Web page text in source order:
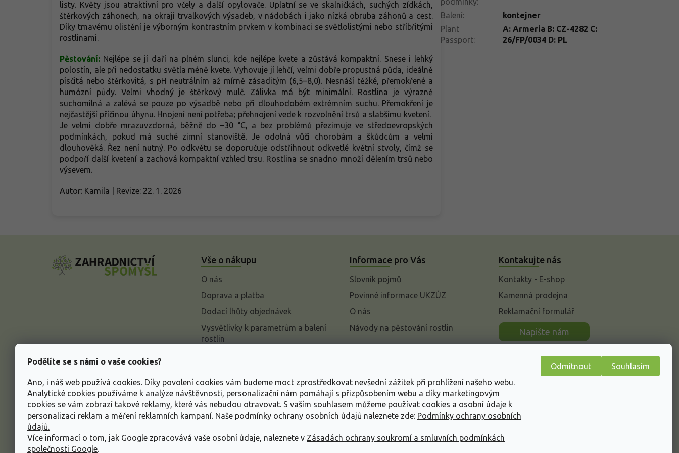
Podělíte se s námi o vaše cookies?
Ano, i náš web používá cookies. Díky povolení cookies vám budeme moct zprostředkovat nevšední zážitek při prohlížení našeho webu.
Analytické cookies používáme k analýze návštěvnosti, personalizační nám pomáhají s přizpůsobením webu a díky marketingovým
cookies se vám zobrazí takové reklamy, které vás nebudou otravovat. S vaším souhlasem můžeme používat cookies a osobní údaje k
personalizaci reklam a měření reklamních kampaní. Naše podmínky ochrany osobních údajů naleznete zde: Podmínky ochrany osobních
údajů.
Více informací o tom, jak Google zpracovává vaše osobní údaje, naleznete v Zásadách ochrany soukromí a smluvních podmínkách
společnosti Google.
Odmítnout Souhlasím
listy. Květy jsou atraktivní pro včely a další opylovače. Uplatní se ve skalničkách, suchých zídkách,
štěrkových záhonech, na okraji trvalkových výsadeb, v nádobách i jako nízká obruba záhonů a cest.
Díky tmavému olistění je výborným kontrastním prvkem v kombinaci se světlolistými nebo stříbřitými
rostlinami.
Pěstování: Nejlépe se jí daří na plném slunci, kde nejlépe kvete a zůstává kompaktní. Snese i lehký
polostín, ale při nedostatku světla méně kvete. Vyhovuje jí lehčí, velmi dobře propustná půda, ideálně
písčitá nebo štěrkovitá, s pH neutrálním až mírně zásaditým (6,5–8,0). Nesnáší těžké, přemokřené a
humózní půdy. Velmi vhodný je štěrkový mulč. Zálivka má být minimální. Rostlina je výrazně
suchomilná a zalévá se pouze po výsadbě nebo při dlouhodobém extrémním suchu. Přemokření je
nejčastější příčinou úhynu. Hnojení není potřeba; přehnojení vede k rozvolnění trsů a slabšímu kvetení.
Je velmi dobře mrazuvzdorná, běžně do –30 °C, a bez problémů přezimuje ve středoevropských
podmínkách, pokud má suché zimní stanoviště. Je odolná vůči chorobám a škůdcům a velmi
dlouhověká. Řez není nutný. Po odkvětu se doporučuje odstřihnout odkvetlé květní stvoly, čímž se
podpoří další kvetení a zachová kompaktní vzhled trsu. Rostlina se snadno množí dělením trsů nebo
výsevem.
Autor: Kamila | Revize: 22. 1. 2026
Balení:
kontejner
Plant
Passport:
A: Armeria B: CZ-4282 C:
26/FP/0034 D: PL
Vše o nákupu
O nás
Doprava a platba
Dodací lhůty objednávek
Vysvětlivky k parametrům a balení
rostlin
Informace o ochraně osobních
údajů
Obchodní podmínky
Informace pro Vás
Slovník pojmů
Povinné informace UKZÚZ
O nás
Návody na pěstování rostlin
Kontakujte nás
Kontakty - E-shop
Kamenná prodejna
Reklamační formulář
Napište nám